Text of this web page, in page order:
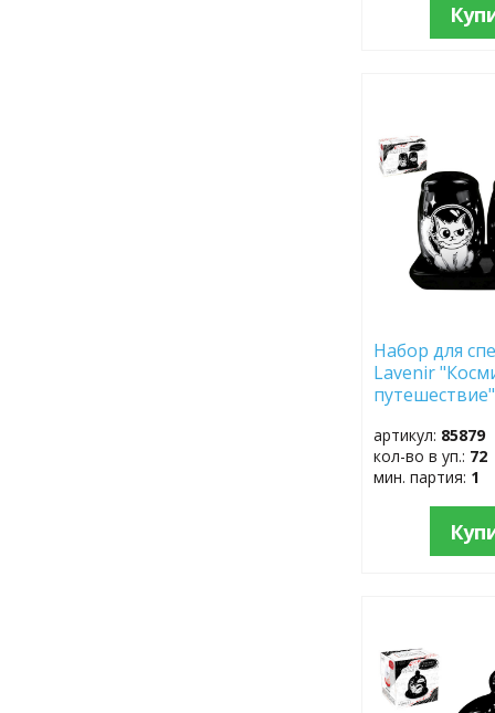
ИЗБРАННОЕ
Набор для
Lavenir
артикул: 85879
кол-во в уп.: 72
мин. партия: 1
В
ИЗБРАННОЕ